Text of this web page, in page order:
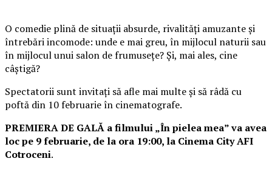
O comedie plină de situații absurde, rivalități amuzante și
întrebări incomode: unde e mai greu, în mijlocul naturii sau
în mijlocul unui salon de frumusețe? Și, mai ales, cine
câștigă?
Spectatorii sunt invitați să afle mai multe și să râdă cu
poftă din 10 februarie în cinematografe.
PREMIERA DE GALĂ a filmului „În pielea mea” va avea
loc pe 9 februarie, de la ora 19:00, la Cinema City AFI
Cotroceni.